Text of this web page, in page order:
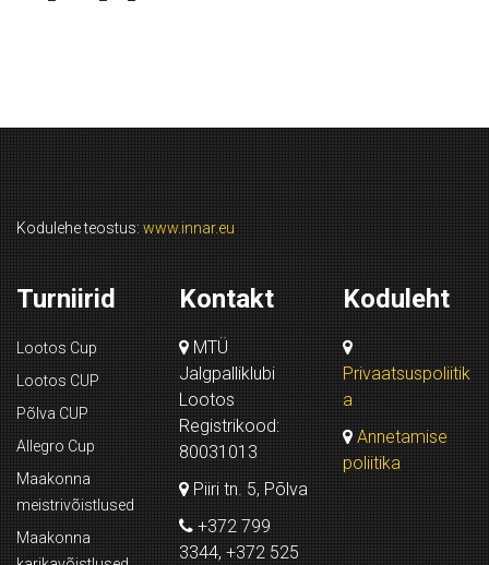
Kodulehe teostus: www.innar.eu
Turniirid
Lootos Cup
Lootos CUP
Põlva CUP
Allegro Cup
Maakonna
meistrivõistlused
Maakonna
Kontakt
MTÜ
Jalgpalliklubi
Lootos
Registrikood:
80031013
Piiri tn. 5, Põlva
+372 799
3344, +372 525
Koduleht
Privaatsuspoliitik
a
Annetamise
poliitika